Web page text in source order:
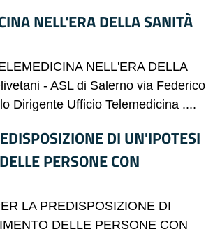
NELL'ERA DELLA SANITÀ
NELL'ERA DELLA
- ASL di Salerno via Federico
Dirigente Ufficio Telemedicina ....
DI UN'IPOTESI
PERSONE CON
LA PREDISPOSIZIONE DI
DELLE PERSONE CON